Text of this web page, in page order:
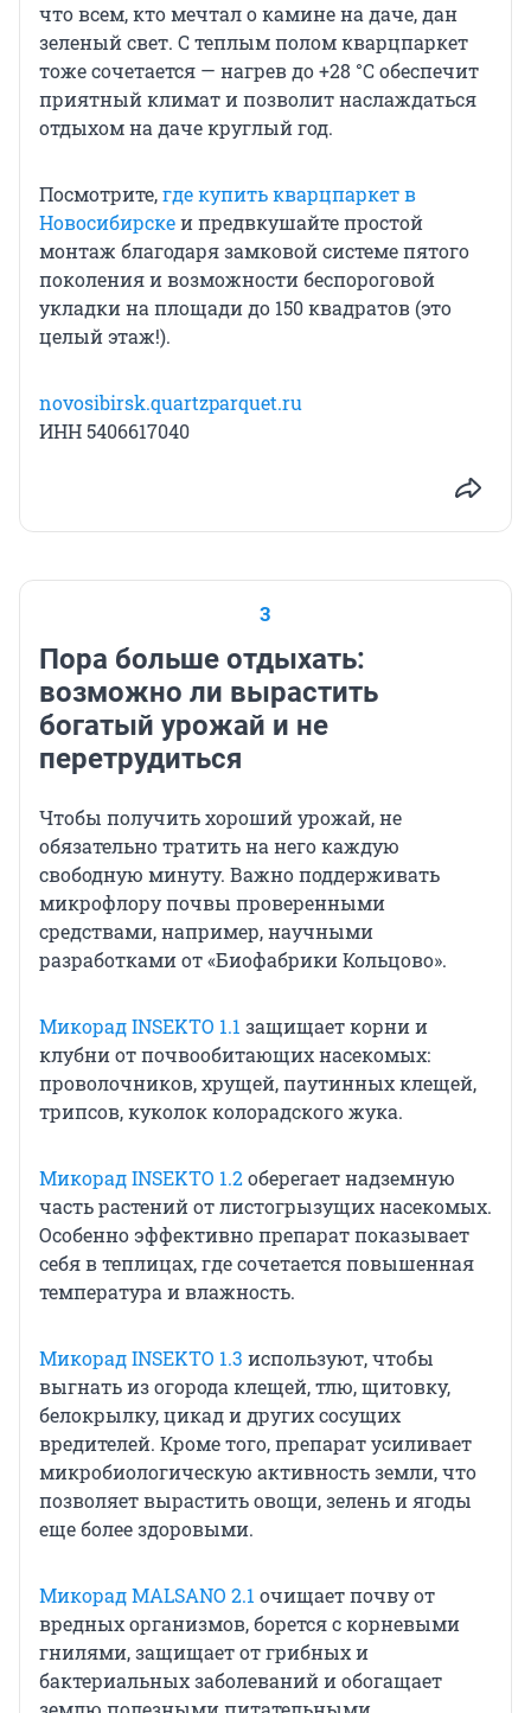
что всем, кто мечтал о камине на даче, дан
зеленый свет. С теплым полом кварцпаркет
тоже сочетается — нагрев до +28 °С обеспечит
приятный климат и позволит наслаждаться
отдыхом на даче круглый год.
Посмотрите,где купить кварцпаркет в
Новосибирскеи предвкушайте простой
монтаж благодаря замковой системе пятого
поколения и возможности беспороговой
укладки на площади до 150 квадратов (это
целый этаж!).
novosibirsk.quartzparquet.ru
ИНН 5406617040
3
Пора больше отдыхать:
возможно ли вырастить
богатый урожай и не
перетрудиться
Чтобы получить хороший урожай, не
обязательно тратить на него каждую
свободную минуту. Важно поддерживать
микрофлору почвы проверенными
средствами, например, научными
разработками от «Биофабрики Кольцово».
Микорад INSEKTO 1.1 защищает корни и
клубни от почвообитающих насекомых:
проволочников, хрущей, паутинных клещей,
трипсов, куколок колорадского жука.
Микорад INSEKTO 1.2оберегает надземную
часть растений от листогрызущих насекомых.
Особенно эффективно препарат показывает
себя в теплицах, где сочетается повышенная
температура и влажность.
Микорад INSEKTO 1.3 используют, чтобы
выгнать из огорода клещей, тлю, щитовку,
белокрылку, цикад и других сосущих
вредителей. Кроме того, препарат усиливает
микробиологическую активность земли, что
позволяет вырастить овощи, зелень и ягоды
еще более здоровыми.
Микорад MALSANO 2.1 очищает почву от
вредных организмов, борется с корневыми
гнилями, защищает от грибных и
бактериальных заболеваний и обогащает